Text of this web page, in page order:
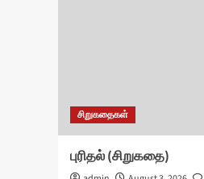
சிறுகதைகள்
புரிதல் (சிறுகதை)